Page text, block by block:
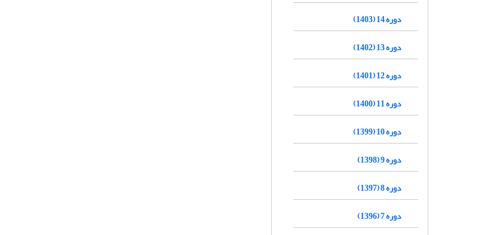
دوره 14 (1403)
دوره 13 (1402)
دوره 12 (1401)
دوره 11 (1400)
دوره 10 (1399)
دوره 9 (1398)
دوره 8 (1397)
دوره 7 (1396)